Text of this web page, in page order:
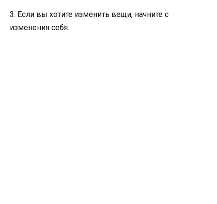
3. Если вы хотите изменить вещи, начните с
изменения себя.